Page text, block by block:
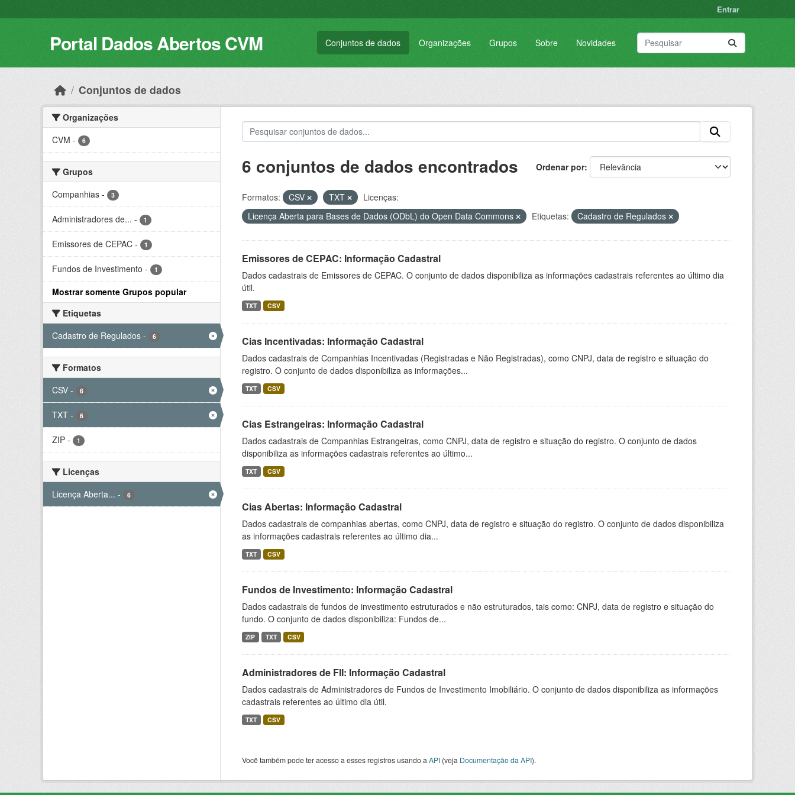
Entrar
Portal Dados Abertos CVM Conjuntos de dados Organizações Grupos Sobre Novidades
Conjuntos de dados
Organizações
CVM - 6
Grupos
Companhias - 3
Administradores de... - 1
Emissores de CEPAC - 1
Fundos de Investimento - 1
Mostrar somente Grupos popular
Etiquetas
Cadastro de Regulados - 6
Formatos
CSV - 6
TXT - 6
ZIP - 1
Licenças
Licença Aberta... - 6
Ordenar por
6 conjuntos de dados encontrados
Formatos: CSV TXT
Licenças:
Licença Aberta para Bases de Dados (ODbL) do Open Data Commons
Etiquetas: Cadastro de Regulados
Emissores de CEPAC: Informação Cadastral
Dados cadastrais de Emissores de CEPAC. O conjunto de dados disponibiliza as informações cadastrais referentes ao último dia
útil.
TXT CSV
Cias Incentivadas: Informação Cadastral
Dados cadastrais de Companhias Incentivadas (Registradas e Não Registradas), como CNPJ, data de registro e situação do
registro. O conjunto de dados disponibiliza as informações...
TXT CSV
Cias Estrangeiras: Informação Cadastral
Dados cadastrais de Companhias Estrangeiras, como CNPJ, data de registro e situação do registro. O conjunto de dados
disponibiliza as informações cadastrais referentes ao último...
TXT CSV
Cias Abertas: Informação Cadastral
Dados cadastrais de companhias abertas, como CNPJ, data de registro e situação do registro. O conjunto de dados disponibiliza
as informações cadastrais referentes ao último dia...
TXT CSV
Fundos de Investimento: Informação Cadastral
Dados cadastrais de fundos de investimento estruturados e não estruturados, tais como: CNPJ, data de registro e situação do
fundo. O conjunto de dados disponibiliza: Fundos de...
ZIP TXT CSV
Administradores de FII: Informação Cadastral
Dados cadastrais de Administradores de Fundos de Investimento Imobiliário. O conjunto de dados disponibiliza as informações
cadastrais referentes ao último dia útil.
TXT CSV
Você também pode ter acesso a esses registros usando a API(veja Documentação da API).